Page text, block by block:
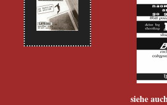
siehe